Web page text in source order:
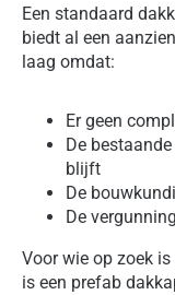
Een standaard
biedt al een
laag omdat:
Er geen
De
blijft
De
De
Voor wie op zoek
is een prefab